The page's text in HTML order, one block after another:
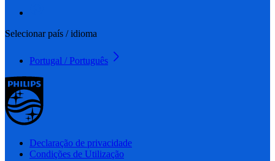
Selecionar país / idioma
Portugal / Português
Declaração de privacidade
Condições de Utilização